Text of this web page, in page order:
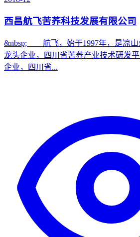
西昌航飞苦荞科技发展有限公司
&nbsp; 航飞，始于1997年，是凉山
龙头企业，四川省苦荞产业技术研发
企业，四川省...